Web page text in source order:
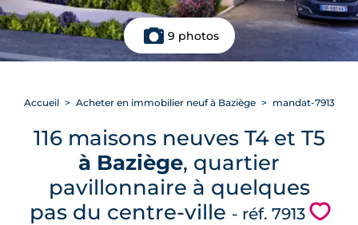
9 photos
Accueil Acheter en immobilier neuf à Baziège mandat-7913
116 maisons neuves T4 et T5
à Baziège, quartier
pavillonnaire à quelques
pas du centre-ville - réf. 7913 💗